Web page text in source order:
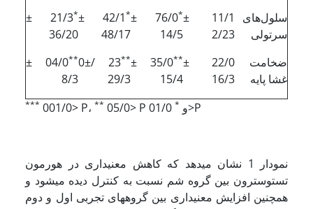
سلول‌های
سرتولی
11/1 ±
2/23
*
76/0 ±
14/5
*
42/1 ±
48/17
*
21/3 ±
36/20
ضخامت
غشا پایه
22/0 ±
16/3
**
35/0 ±
15/4
**
23 /0±
29/3
**
04/0 ±
8/3
*** 001/0> P، ** 05/0> P و * 01/0>P
نمودار 1 نشان می­دهد که کاهش معنی­داری در هورمون
تستوسترون­ بین گروه شم نسبت به کنترل دیده می­شود و
همچنین افزایش معنی­داری بین گروه­های تجربی اول و دوم